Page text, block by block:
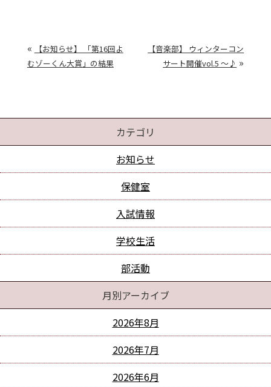
«
【お知らせ】 「第16回よ
むゾーくん大賞」の結果
【音楽部】 ウィンターコン
サート開催vol.5 ～♪ »
カテゴリ
お知らせ
保健室
入試情報
学校生活
部活動
月別アーカイブ
2026年8月
2026年7月
2026年6月